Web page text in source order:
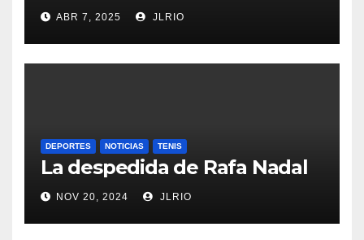
ABR 7, 2025 JLRIO
DEPORTES NOTICIAS TENIS
La despedida de Rafa Nadal
NOV 20, 2024 JLRIO